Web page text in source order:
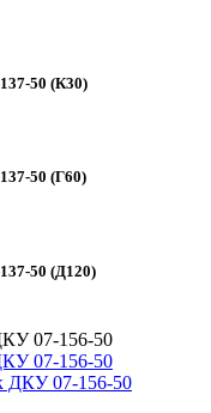
50 (К30)
50 (Г60)
50 (Д120)
07-156-50
07-156-50